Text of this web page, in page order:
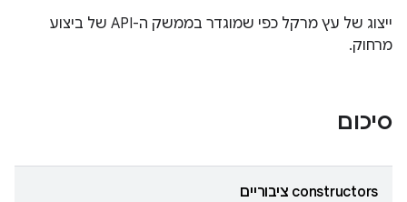
ייצוג של עץ מרקל כפי שמוגדר בממשק ה-API של ביצוע
מרחוק.
סיכום
‫constructors ציבוריים